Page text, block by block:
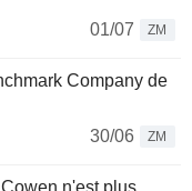
01/07
ZM
Company de
30/06
ZM